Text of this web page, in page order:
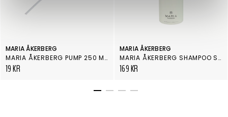
MARIA ÅKERBERG
MARIA ÅKERBERG PUMP 250 ML SVART
19 KR
MARIA ÅKERBERG
MARIA ÅKERBERG SHAMPOO SAGE
169 KR